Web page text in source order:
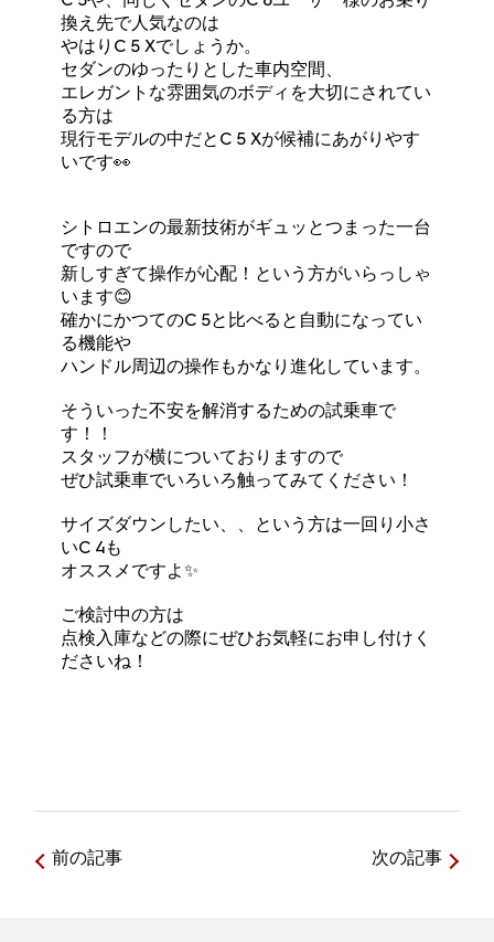
換え先で人気なのは
やはりC 5 Xでしょうか。
セダンのゆったりとした車内空間、
エレガントな雰囲気のボディを大切にされてい
る方は
現行モデルの中だとC 5 Xが候補にあがりやす
いです👀
シトロエンの最新技術がギュッとつまった一台
ですので
新しすぎて操作が心配！という方がいらっしゃ
います😊
確かにかつてのC 5と比べると自動になってい
る機能や
ハンドル周辺の操作もかなり進化しています。
そういった不安を解消するための試乗車で
す！！
スタッフが横についておりますので
ぜひ試乗車でいろいろ触ってみてください！
サイズダウンしたい、、という方は一回り小さ
いC 4も
オススメですよ✨
ご検討中の方は
点検入庫などの際にぜひお気軽にお申し付けく
ださいね！
前の記事 次の記事